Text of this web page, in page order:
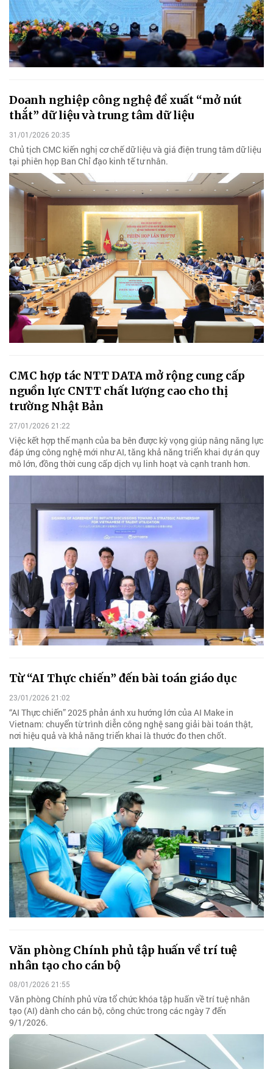
Doanh nghiệp công nghệ đề xuất “mở nút
thắt” dữ liệu và trung tâm dữ liệu
31/01/2026 20:35
Chủ tịch CMC kiến nghị cơ chế dữ liệu và giá điện trung tâm dữ liệu
tại phiên họp Ban Chỉ đạo kinh tế tư nhân.
CMC hợp tác NTT DATA mở rộng cung cấp
nguồn lực CNTT chất lượng cao cho thị
trường Nhật Bản
27/01/2026 21:22
Việc kết hợp thế mạnh của ba bên được kỳ vọng giúp nâng năng lực
đáp ứng công nghệ mới như AI, tăng khả năng triển khai dự án quy
mô lớn, đồng thời cung cấp dịch vụ linh hoạt và cạnh tranh hơn.
Từ “AI Thực chiến” đến bài toán giáo dục
23/01/2026 21:02
“AI Thực chiến” 2025 phản ánh xu hướng lớn của AI Make in
Vietnam: chuyển từ trình diễn công nghệ sang giải bài toán thật,
nơi hiệu quả và khả năng triển khai là thước đo then chốt.
Văn phòng Chính phủ tập huấn về trí tuệ
nhân tạo cho cán bộ
08/01/2026 21:55
Văn phòng Chính phủ vừa tổ chức khóa tập huấn về trí tuệ nhân
tạo (AI) dành cho cán bộ, công chức trong các ngày 7 đến
9/1/2026.